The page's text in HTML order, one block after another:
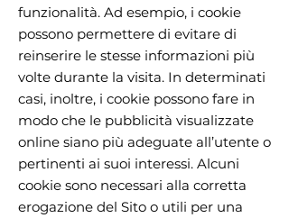
funzionalità. Ad esempio, i cookie
possono permettere di evitare di
reinserire le stesse informazioni più
volte durante la visita. In determinati
casi, inoltre, i cookie possono fare in
modo che le pubblicità visualizzate
online siano più adeguate all’utente o
pertinenti ai suoi interessi. Alcuni
cookie sono necessari alla corretta
erogazione del Sito o utili per una